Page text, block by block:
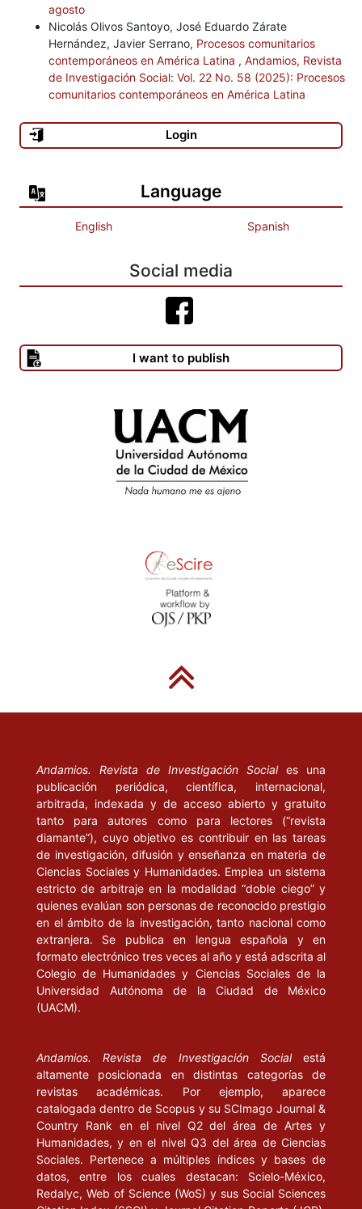
agosto
Nicolás Olivos Santoyo, José Eduardo Zárate
Hernández, Javier Serrano, Procesos comunitarios
contemporáneos en América Latina , Andamios, Revista
de Investigación Social: Vol. 22 No. 58 (2025): Procesos
comunitarios contemporáneos en América Latina
Login
Language
English Spanish
Social media
I want to publish
Andamios. Revista de Investigación Social es una
publicación periódica, científica, internacional,
arbitrada, indexada y de acceso abierto y gratuito
tanto para autores como para lectores (“revista
diamante”), cuyo objetivo es contribuir en las tareas
de investigación, difusión y enseñanza en materia de
Ciencias Sociales y Humanidades. Emplea un sistema
estricto de arbitraje en la modalidad “doble ciego” y
quienes evalúan son personas de reconocido prestigio
en el ámbito de la investigación, tanto nacional como
extranjera. Se publica en lengua española y en
formato electrónico tres veces al año y está adscrita al
Colegio de Humanidades y Ciencias Sociales de la
Universidad Autónoma de la Ciudad de México
(UACM).
Andamios. Revista de Investigación Socialestá
altamente posicionada en distintas categorías de
revistas académicas. Por ejemplo, aparece
catalogada dentro de Scopus y su SCImago Journal &
Country Rank en el nivel Q2 del área de Artes y
Humanidades, y en el nivel Q3 del área de Ciencias
Sociales. Pertenece a múltiples índices y bases de
datos, entre los cuales destacan: Scielo-México,
Redalyc, Web of Science (WoS) y sus Social Sciences